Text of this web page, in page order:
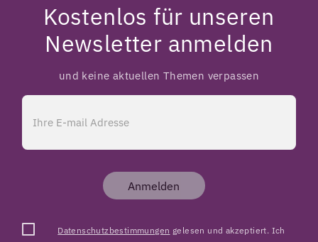
Kostenlos für unseren
Newsletter anmelden
und keine aktuellen Themen verpassen
Anmelden
Datenschutzbestimmungen gelesen und akzeptiert. Ich